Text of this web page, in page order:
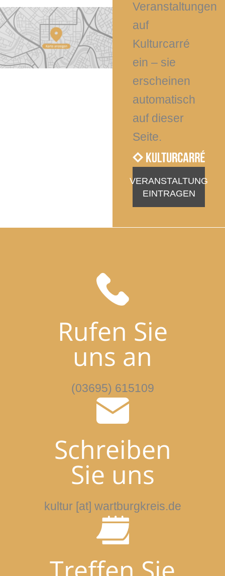
Veranstaltungen
auf
Kulturcarré
ein – sie
erscheinen
automatisch
auf dieser
Seite.
VERANSTALTUNG
EINTRAGEN
Rufen Sie
uns an
(03695) 615109
Schreiben
Sie uns
kultur [at] wartburgkreis.de